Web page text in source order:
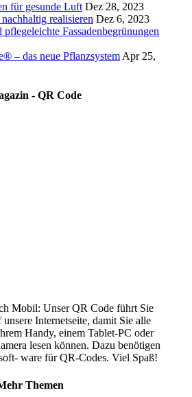
für gesunde Luft Dez 28, 2023
realisieren Dez 6, 2023
Fassadenbegrünungen
– das neue Pflanzsystem Apr 25,
- QR Code
Mobil: Unser QR Code führt Sie
Internetseite, damit Sie alle
Handy, einem Tablet-PC oder
lesen können. Dazu benötigen
ware für QR-Codes. Viel Spaß!
Themen